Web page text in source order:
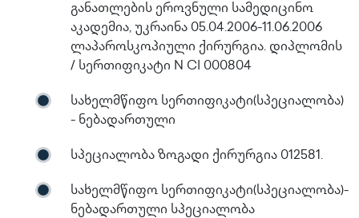
განათლების ეროვნული სამედიცინო
აკადემია, უკრაინა 05.04.2006-11.06.2006
ლაპაროსკოპიული ქირურგია. დიპლომის
/ სერთიფიკატი N CI 000804
სახელმწიფო სერთიფიკატი(სპეციალობა)
- ნებადართული
სპეციალობა ზოგადი ქირურგია 012581.
სახელმწიფო სერთიფიკატი(სპეციალობა)-
ნებადართული სპეციალობა